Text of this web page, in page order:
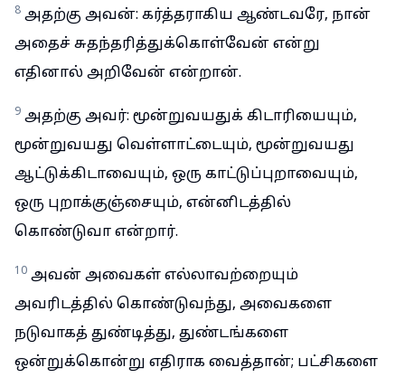
8 அதற்கு அவன்: கர்த்தராகிய ஆண்டவரே, நான்
அதைச் சுதந்தரித்துக்கொள்வேன் என்று
எதினால் அறிவேன் என்றான்.
9 அதற்கு அவர்: மூன்றுவயதுக் கிடாரியையும்,
மூன்றுவயது வெள்ளாட்டையும், மூன்றுவயது
ஆட்டுக்கிடாவையும், ஒரு காட்டுப்புறாவையும்,
ஒரு புறாக்குஞ்சையும், என்னிடத்தில்
கொண்டுவா என்றார்.
10 அவன் அவைகள் எல்லாவற்றையும்
அவரிடத்தில் கொண்டுவந்து, அவைகளை
நடுவாகத் துண்டித்து, துண்டங்களை
ஒன்றுக்கொன்று எதிராக வைத்தான்; பட்சிகளை